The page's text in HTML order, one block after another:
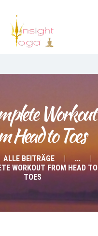
Workout
Head to Toes
ALLE BEITRÄGE
...
WORKOUT FROM HEAD TO
TOES
Home
Contact & Bookings
English